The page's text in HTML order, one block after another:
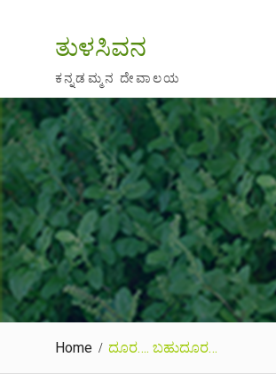
ತುಳಸಿವನ
ಕನ್ನಡಮ್ಮನ ದೇವಾಲಯ
Home ದೂರ…. ಬಹುದೂರ…